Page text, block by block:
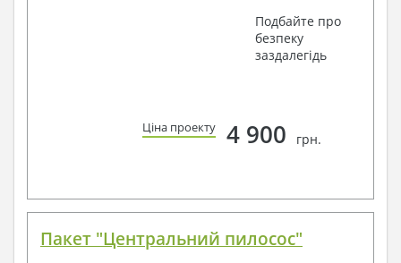
Подбайте про
безпеку
заздалегідь
Ціна проекту 4 900 грн.
Пакет "Центральний пилосос"